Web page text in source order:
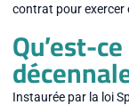
contrat pour exercer
Qu’est-
Instaurée par la loi